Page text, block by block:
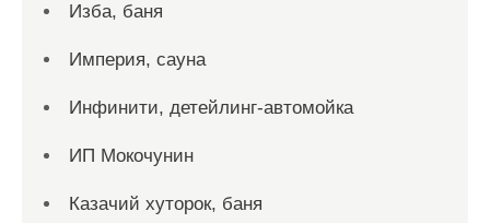
Изба, баня
Империя, сауна
Инфинити, детейлинг-автомойка
ИП Мокочунин
Казачий хуторок, баня